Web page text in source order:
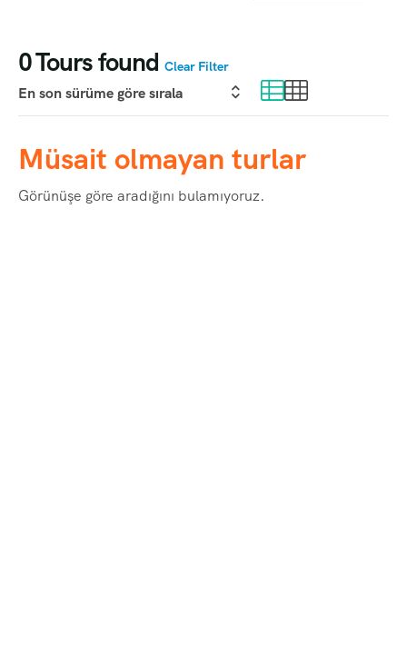
0Tours found Clear Filter
Müsait olmayan turlar
Görünüşe göre aradığını bulamıyoruz.